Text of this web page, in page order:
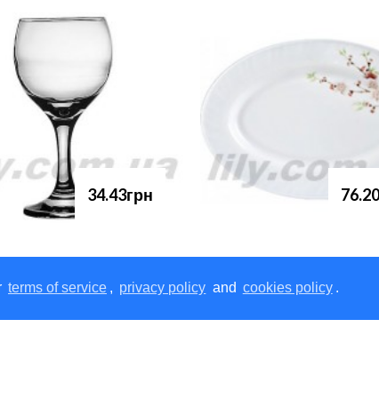
terms of service , privacy policy and cookies policy .
34.43грн